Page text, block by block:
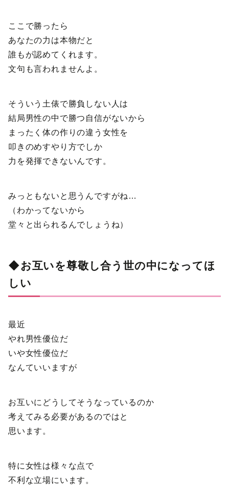
ここで勝ったら
あなたの力は本物だと
誰もが認めてくれます。
文句も言われませんよ。
そういう土俵で勝負しない人は
結局男性の中で勝つ自信がないから
まったく体の作りの違う女性を
叩きのめすやり方でしか
力を発揮できないんです。
みっともないと思うんですがね…
（わかってないから
堂々と出られるんでしょうね）
◆お互いを尊敬し合う世の中になってほ
しい
最近
やれ男性優位だ
いや女性優位だ
なんていいますが
お互いにどうしてそうなっているのか
考えてみる必要があるのではと
思います。
特に女性は様々な点で
不利な立場にいます。